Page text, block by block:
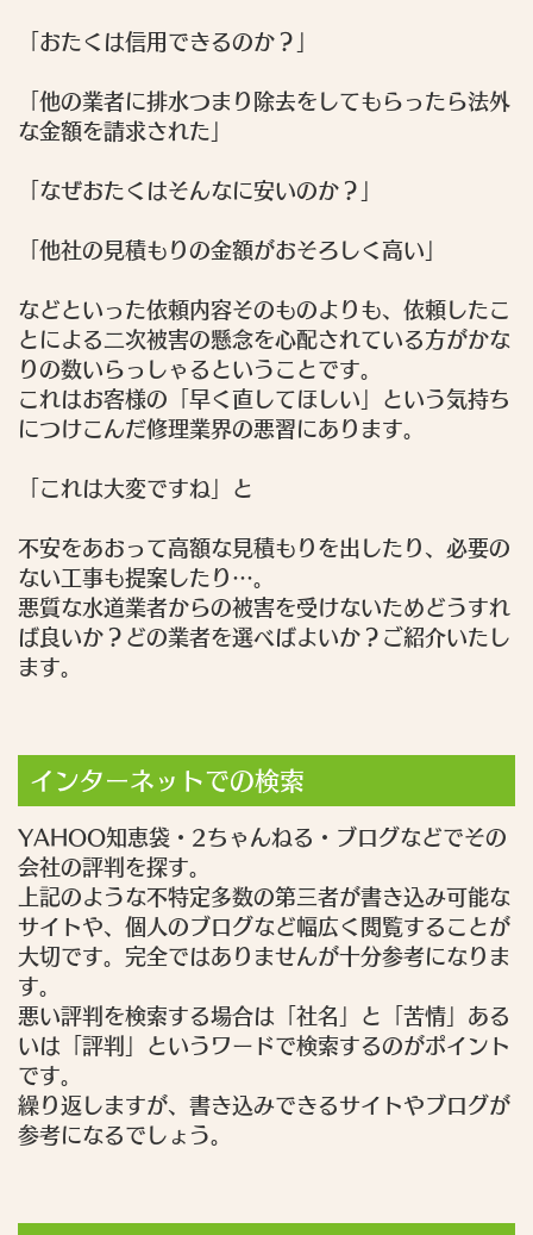
「おたくは信用できるのか？」
「他の業者に排水つまり除去をしてもらったら法外
な金額を請求された」
「なぜおたくはそんなに安いのか？」
「他社の見積もりの金額がおそろしく高い」
などといった依頼内容そのものよりも、依頼したこ
とによる二次被害の懸念を心配されている方がかな
りの数いらっしゃるということです。
これはお客様の「早く直してほしい」という気持ち
につけこんだ修理業界の悪習にあります。
「これは大変ですね」 と
不安をあおって高額な見積もりを出したり、必要の
ない工事も提案したり…。
悪質な水道業者からの被害を受けないためどうすれ
ば良いか？どの業者を選べばよいか？ご紹介いたし
ます。
インターネットでの検索
YAHOO知恵袋・2ちゃんねる・ブログなどでその
会社の評判を探す。
上記のような不特定多数の第三者が書き込み可能な
サイトや、個人のブログなど幅広く閲覧することが
大切です。完全ではありませんが十分参考になりま
す。
悪い評判を検索する場合は「社名」と「苦情」ある
いは「評判」というワードで検索するのがポイント
です。
繰り返しますが、書き込みできるサイトやブログが
参考になるでしょう。